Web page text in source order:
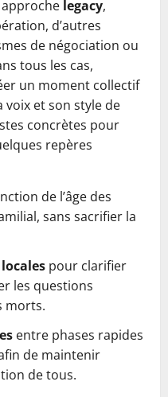
legacy,
d’autres
de négociation ou
tous les cas,
un moment collectif
et son style de
concrètes pour
repères
de l’âge des
sans sacrifier la
pour clarifier
les questions
morts.
entre phases rapides
de maintenir
de tous.